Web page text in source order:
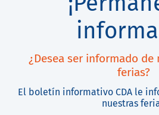
¿Desea ser informado
ferias?
El boletín informativo CDA le
nuestras